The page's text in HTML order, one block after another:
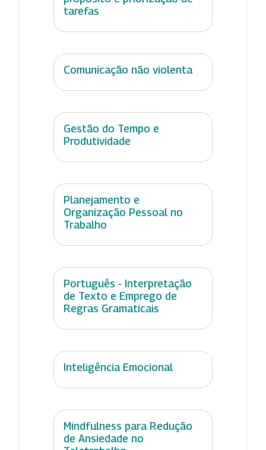
tarefas
Comunicação não violenta
Gestão do Tempo e
Produtividade
Planejamento e
Organização Pessoal no
Trabalho
Português - Interpretação
de Texto e Emprego de
Regras Gramaticais
Inteligência Emocional
Mindfulness para Redução
de Ansiedade no